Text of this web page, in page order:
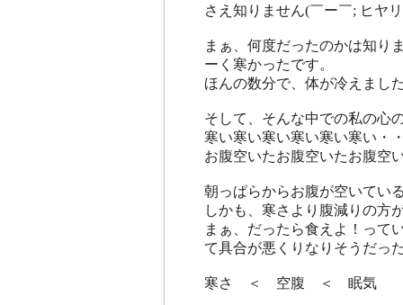
さえ知りません(￣ー￣; ヒヤリ
まぁ、何度だったのかは知り
ーく寒かったです。
ほんの数分で、体が冷えまし
そして、そんな中での私の心
寒い寒い寒い寒い寒い寒い・
お腹空いたお腹空いたお腹空
朝っぱらからお腹が空いてい
しかも、寒さより腹減りの方
まぁ、だったら食えよ！って
て具合が悪くりなりそうだっ
寒さ ＜ 空腹 ＜ 眠気